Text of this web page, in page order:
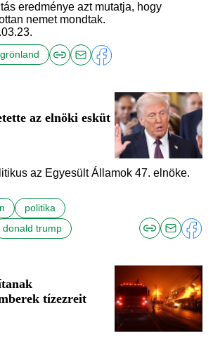
eredménye azt mutatja, hogy
nemet mondtak.
grönland
az elnöki esküt
az Egyesült Államok 47. elnöke.
politika
donald trump
tízezreit